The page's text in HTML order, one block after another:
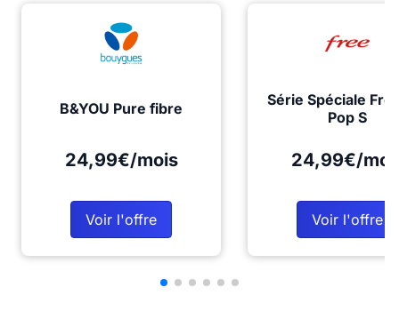
B&YOU Pure fibre
24,99€/mois
Voir l'offre
Série Spéciale
Pop S
24,99€/
Voir l'offre